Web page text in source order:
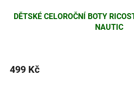
DĚTSKÉ CELOROČNÍ BOTY
NAUTIC
produktu
499 Kč